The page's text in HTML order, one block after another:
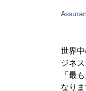
世界
ジネ
「最
なり